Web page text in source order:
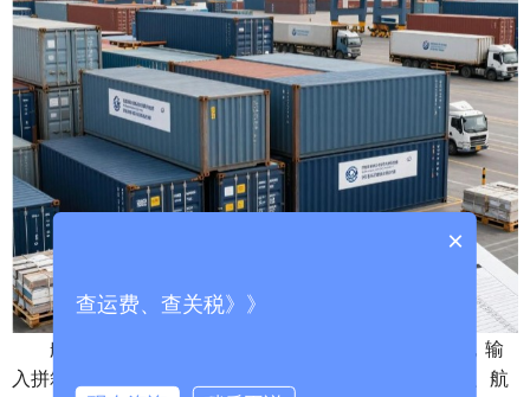
‌船公司官方渠道‌：通过承运船舶的所属船公司官网，输
入拼箱对应的提单号/订舱号，可直接查询船舶实时位置、航
×
查运费、查关税》》